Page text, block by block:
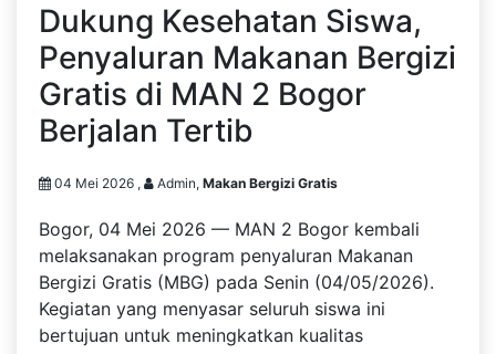
Dukung Kesehatan Siswa,
Penyaluran Makanan Bergizi
Gratis di MAN 2 Bogor
Berjalan Tertib
04 Mei 2026 , Admin, Makan Bergizi Gratis
Bogor, 04 Mei 2026 — MAN 2 Bogor kembali
melaksanakan program penyaluran Makanan
Bergizi Gratis (MBG) pada Senin (04/05/2026).
Kegiatan yang menyasar seluruh siswa ini
bertujuan untuk meningkatkan kualitas